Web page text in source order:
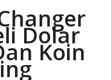
Dolar
Koin